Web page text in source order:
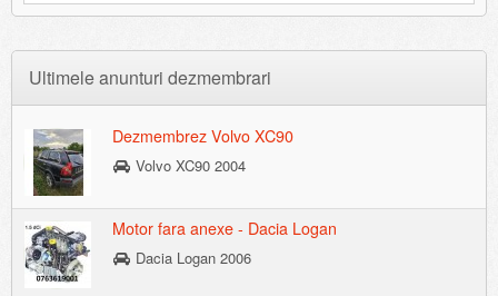
Ultimele anunturi dezmembrari
Dezmembrez Volvo XC90
Volvo XC90 2004
Motor fara anexe - Dacia Logan
Dacia Logan 2006